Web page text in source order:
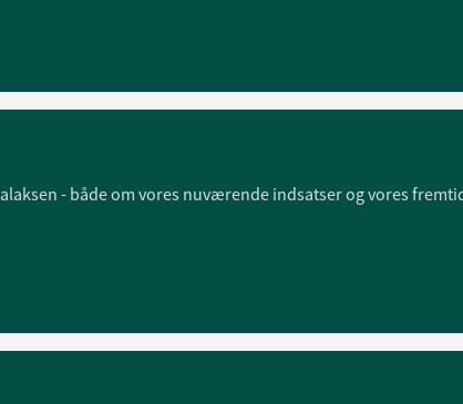
- både om vores nuværende indsatser og vores